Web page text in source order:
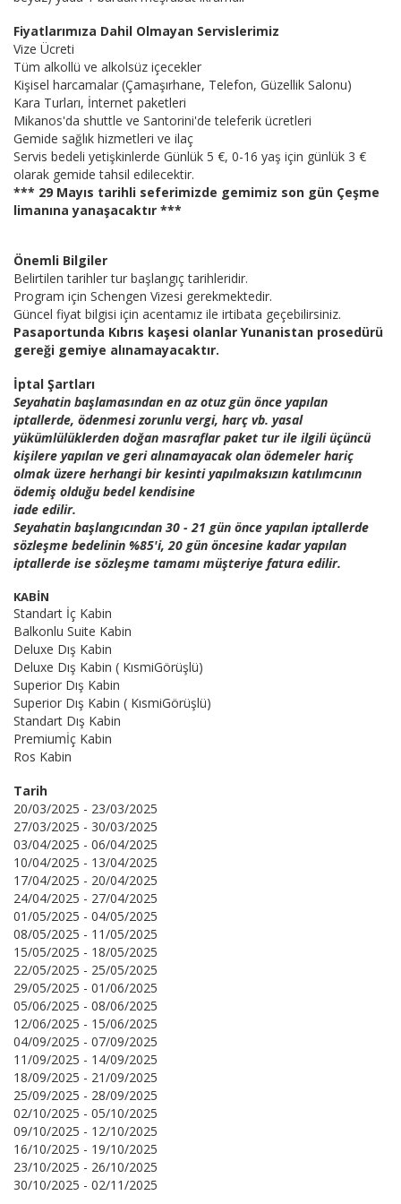
Fiyatlarımıza Dahil Olmayan Servislerimiz
Vize Ücreti
Tüm alkollü ve alkolsüz içecekler
Kişisel harcamalar (Çamaşırhane, Telefon, Güzellik Salonu)
Kara Turları, İnternet paketleri
Mikanos'da shuttle ve Santorini'de teleferik ücretleri
Gemide sağlık hizmetleri ve ilaç
Servis bedeli yetişkinlerde Günlük 5 €, 0-16 yaş için günlük 3 €
olarak gemide tahsil edilecektir.
*** 29 Mayıs tarihli seferimizde gemimiz son gün Çeşme
limanına yanaşacaktır ***
Önemli Bilgiler
Belirtilen tarihler tur başlangıç tarihleridir.
Program için Schengen Vizesi gerekmektedir.
Güncel fiyat bilgisi için acentamız ile irtibata geçebilirsiniz.
Pasaportunda Kıbrıs kaşesi olanlar Yunanistan prosedürü
gereği gemiye alınamayacaktır.
İptal Şartları
Seyahatin başlamasından en az otuz gün önce yapılan
iptallerde, ödenmesi zorunlu vergi, harç vb. yasal
yükümlülüklerden doğan masraflar paket tur ile ilgili üçüncü
kişilere yapılan ve geri alınamayacak olan ödemeler hariç
olmak üzere herhangi bir kesinti yapılmaksızın katılımcının
ödemiş olduğu bedel kendisine
iade edilir.
Seyahatin başlangıcından 30 - 21 gün önce yapılan iptallerde
sözleşme bedelinin %85'i, 20 gün öncesine kadar yapılan
iptallerde ise sözleşme tamamı müşteriye fatura edilir.
KABİN
Standart İç Kabin
Balkonlu Suite Kabin
Deluxe Dış Kabin
Deluxe Dış Kabin ( KısmiGörüşlü)
Superior Dış Kabin
Superior Dış Kabin ( KısmiGörüşlü)
Standart Dış Kabin
Premiumİç Kabin
Ros Kabin
Tarih
20/03/2025 - 23/03/2025
27/03/2025 - 30/03/2025
03/04/2025 - 06/04/2025
10/04/2025 - 13/04/2025
17/04/2025 - 20/04/2025
24/04/2025 - 27/04/2025
01/05/2025 - 04/05/2025
08/05/2025 - 11/05/2025
15/05/2025 - 18/05/2025
22/05/2025 - 25/05/2025
29/05/2025 - 01/06/2025
05/06/2025 - 08/06/2025
12/06/2025 - 15/06/2025
04/09/2025 - 07/09/2025
11/09/2025 - 14/09/2025
18/09/2025 - 21/09/2025
25/09/2025 - 28/09/2025
02/10/2025 - 05/10/2025
09/10/2025 - 12/10/2025
16/10/2025 - 19/10/2025
23/10/2025 - 26/10/2025
30/10/2025 - 02/11/2025